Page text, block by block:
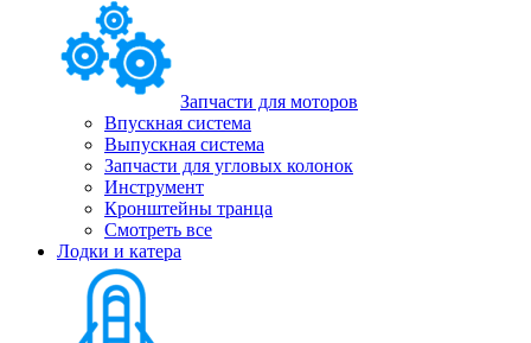
Запчасти для моторов
Впускная система
Выпускная система
Запчасти для угловых колонок
Инструмент
Кронштейны транца
Смотреть все
Лодки и катера